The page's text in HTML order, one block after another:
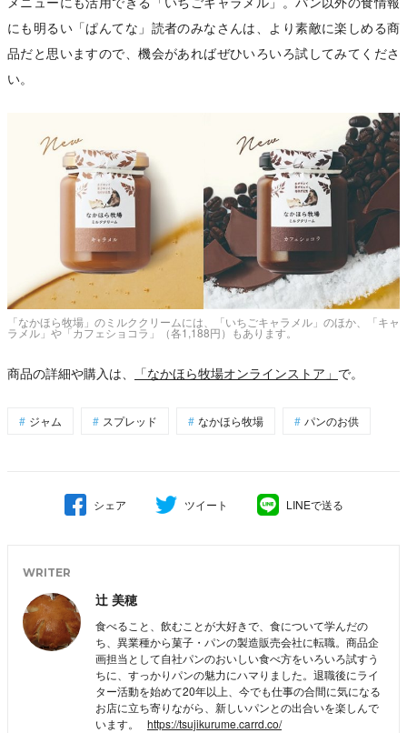
にも明るい「ぱんてな」読者のみなさんは、より素敵に楽しめる商
品だと思いますので、機会があればぜひいろいろ試してみてくださ
い。
「なかほら牧場」のミルククリームには、「いちごキャラメル」のほか、「キャ
ラメル」や「カフェショコラ」（各1,188円）もあります。
商品の詳細や購入は、 「なかほら牧場オンラインストア」 で。
ジャム スプレッド なかほら牧場 パンのお供
シェア ツイート LINEで送る
WRITER
辻 美穂
食べること、飲むことが大好きで、食について学んだの
ち、異業種から菓子・パンの製造販売会社に転職。商品企
画担当として自社パンのおいしい食べ方をいろいろ試すう
ちに、すっかりパンの魅力にハマりました。退職後にライ
ター活動を始めて20年以上、今でも仕事の合間に気になる
お店に立ち寄りながら、新しいパンとの出合いを楽しんで
います。 https://tsujikurume.carrd.co/